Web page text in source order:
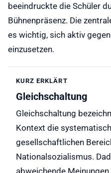
beeindruckte die Schüler
Bühnenpräsenz. Die
es wichtig, sich aktiv
einzusetzen.
KURZ ERKLÄRT
Gleichschaltung
Gleichschaltung
Kontext die
gesellschaftlichen
Nationalsozialismus.